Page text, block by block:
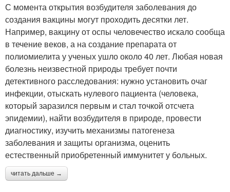
С момента открытия возбудителя заболевания до
создания вакцины могут проходить десятки лет.
Например, вакцину от оспы человечество искало сообща
в течение веков, а на создание препарата от
полиомиелита у ученых ушло около 40 лет. Любая новая
болезнь неизвестной природы требует почти
детективного расследования: нужно установить очаг
инфекции, отыскать нулевого пациента (человека,
который заразился первым и стал точкой отсчета
эпидемии), найти возбудителя в природе, провести
диагностику, изучить механизмы патогенеза
заболевания и защиты организма, оценить
естественный приобретенный иммунитет у больных.
читать дальше →